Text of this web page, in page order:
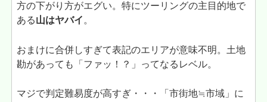
方の下がり方がエグい。特にツーリングの主目的地で
ある山はヤバイ 。
おまけに合併しすぎて表記のエリアが意味不明。土地
勘があっても「ファッ！？」ってなるレベル。
マジで判定難易度が高すぎ・・・「市街地≒市域」に